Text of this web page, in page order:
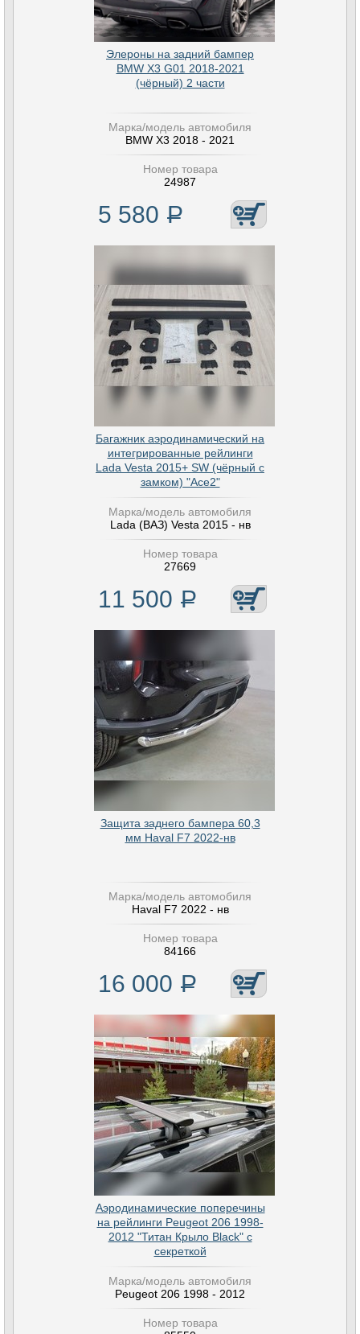
Элероны на задний бампер
BMW X3 G01 2018-2021
(чёрный) 2 части
Марка/модель автомобиля
BMW X3 2018 - 2021
Номер товара
24987
5 580 Р
Багажник аэродинамический на
интегрированные рейлинги
Lada Vesta 2015+ SW (чёрный с
замком) "Ace2"
Марка/модель автомобиля
Lada (ВАЗ) Vesta 2015 - нв
Номер товара
27669
11 500 Р
Защита заднего бампера 60,3
мм Haval F7 2022-нв
Марка/модель автомобиля
Haval F7 2022 - нв
Номер товара
84166
16 000 Р
Аэродинамические поперечины
на рейлинги Peugeot 206 1998-
2012 "Титан Крыло Black" с
секреткой
Марка/модель автомобиля
Peugeot 206 1998 - 2012
Номер товара